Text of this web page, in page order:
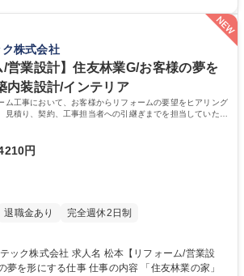
ポイントです。一貫して手掛けることで、お客様
解決策をプランに反映させられるため、お客様の
するために、人材教育にも力を入れています。
度が整っている為、営業未経験で入社した社員
ンバーとして成長しています。実績を積み重ねれ
ゆくは管理職へとステップアップも可能です。
大学 高専 短大 専修学校 高校 語学力： 資格：
株式会社
営業設計】住友林業G/お客様の夢を
内装設計/インテリア
ム工事において、お客様からリフォームの要望をヒアリング
見積り、契約、工事担当者への引継ぎまでを担当していただ
円
退職金あり 完全週休2日制
松本【リフォーム/営業設
事 仕事の内容 「住友林業の家」